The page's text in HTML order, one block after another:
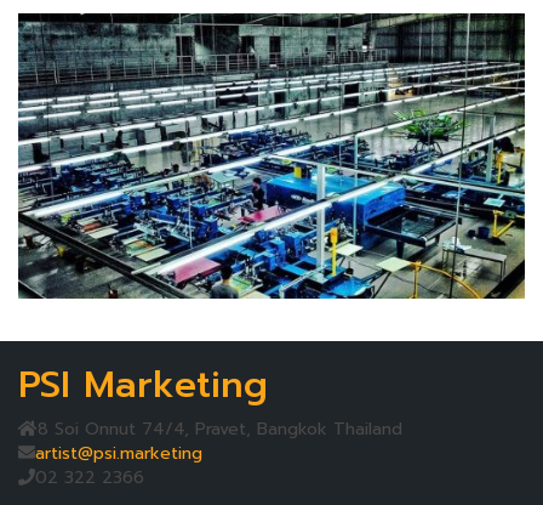
PSI Marketing
8 Soi Onnut 74/4, Pravet, Bangkok Thailand
artist@psi.marketing
02 322 2366